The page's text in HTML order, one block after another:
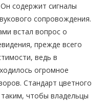
содержит сигналы
сопровождения.
встал вопрос о
прежде всего
ведь в
огромное
Стандарт цветного
чтобы владельцы